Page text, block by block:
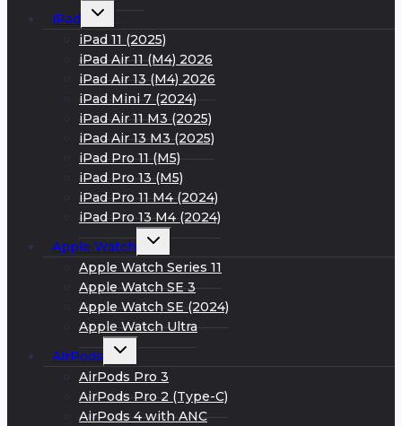
iPad
Развернуть
меню
iPad 11 (2025)
iPad Air 11 (M4) 2026
iPad Air 13 (M4) 2026
iPad Mini 7 (2024)
iPad Air 11 M3 (2025)
iPad Air 13 M3 (2025)
iPad Pro 11 (M5)
iPad Pro 13 (M5)
iPad Pro 11 M4 (2024)
iPad Pro 13 M4 (2024)
Apple Watch
Развернуть
меню
Apple Watch Series 11
Apple Watch SE 3
Apple Watch SE (2024)
Apple Watch Ultra
AirPods
Развернуть
меню
AirPods Pro 3
AirPods Pro 2 (Type-C)
AirPods 4 with ANC